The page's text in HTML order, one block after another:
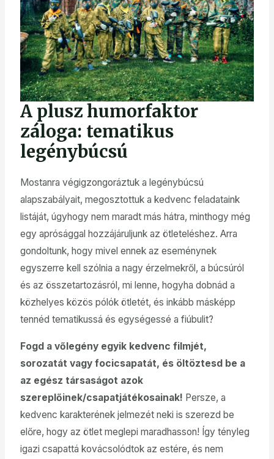
A plusz humorfaktor
záloga: tematikus
legénybúcsú
Mostanra végigzongoráztuk a legénybúcsú
alapszabályait, megosztottuk a kedvenc feladataink
listáját, úgyhogy nem maradt más hátra, minthogy még
egy aprósággal hozzájáruljunk az ötleteléshez. Arra
gondoltunk, hogy mivel ennek az eseménynek
egyszerre kell szólnia a nagy érzelmekről, a búcsúról
és az összetartozásról, mi lenne, hogyha dobnád a
közhelyes közös pólók ötletét, és inkább másképp
tennéd tematikussá és egységessé a fiúbulit?
Fogd a vőlegény egyik kedvenc filmjét,
sorozatát vagy focicsapatát, és öltöztesd be a
az egész társaságot azok
szereplőinek/csapatjátékosainak! Persze, a
kedvenc karakterének jelmezét neki is szerezd be
előre, hogy az ötlet meglepi maradhasson! Így tényleg
igazi csapattá kovácsolódtok az estére, és nem